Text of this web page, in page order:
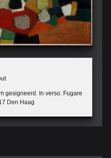
gesigneerd. In verso: Fugare
Den Haag